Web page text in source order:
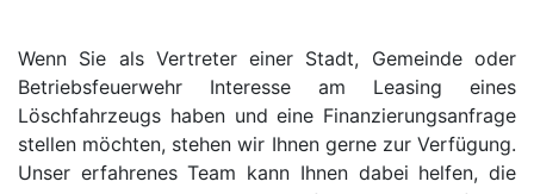
Wenn Sie als Vertreter einer Stadt, Gemeinde oder
Betriebsfeuerwehr Interesse am Leasing eines
Löschfahrzeugs haben und eine Finanzierungsanfrage
stellen möchten, stehen wir Ihnen gerne zur Verfügung.
Unser erfahrenes Team kann Ihnen dabei helfen, die